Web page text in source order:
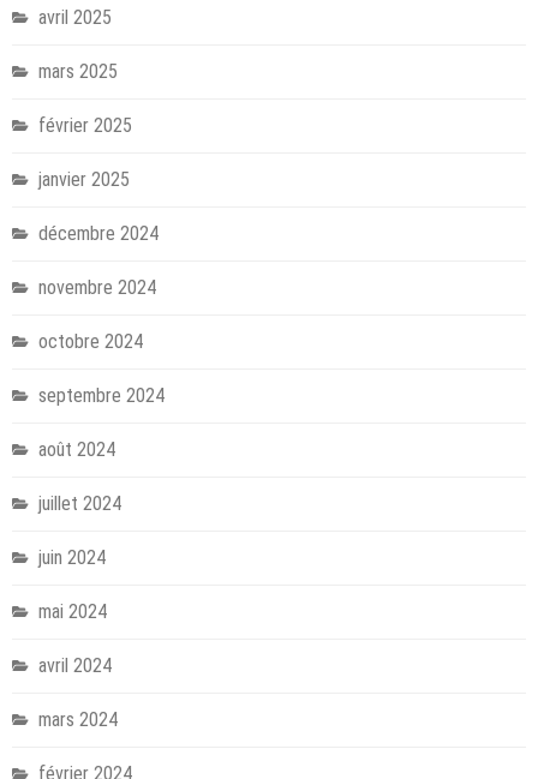
avril 2025
mars 2025
février 2025
janvier 2025
décembre 2024
novembre 2024
octobre 2024
septembre 2024
août 2024
juillet 2024
juin 2024
mai 2024
avril 2024
mars 2024
février 2024